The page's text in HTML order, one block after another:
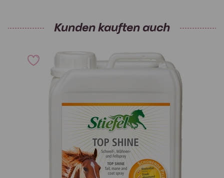
Kunden kauften auch